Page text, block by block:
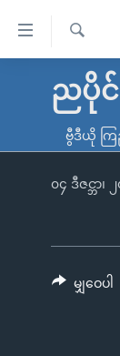
လွယ်ကူ
သည့်
မူလစာမျက်နှာ
ကမ္ဘာ့သတင်းများ
နိုင်ငံတကာ
တရုတ်
အစ္စရေး-ပါလက်
ရပ်ဝန်းတခု လ
အင်္ဂလိပ်စာလေ့
ရ
လာ
ညပိုင်
ဗွီဒီယို က
၀၄ ဒီဇင္ဘာ၊
မျှဝေပါ